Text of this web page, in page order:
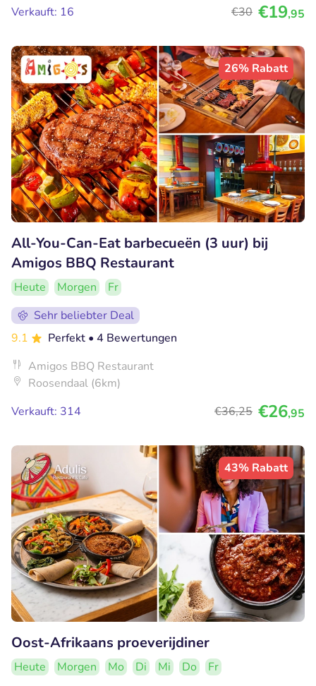
Verkauft: 16
€30 €19,95
26% Rabatt
All-You-Can-Eat barbecueën (3 uur) bij
Amigos BBQ Restaurant
Heute Morgen
Fr
Sehr beliebter Deal
9.1
Perfekt • 4 Bewertungen
Amigos BBQ Restaurant
Roosendaal (6km)
Verkauft: 314
€36,25 €26,95
43% Rabatt
Oost-Afrikaans proeverijdiner
Heute Morgen Mo Di Mi Do
Fr